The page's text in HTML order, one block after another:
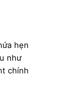
hẹn
như
chính